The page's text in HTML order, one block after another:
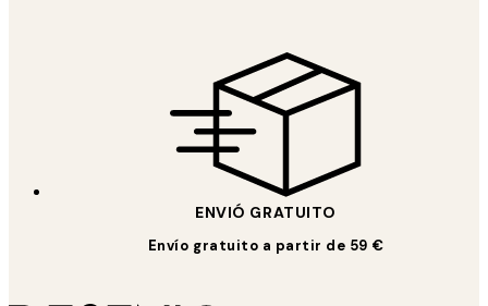
ENVIÓ GRATUITO
Envío gratuito a partir de 59 €